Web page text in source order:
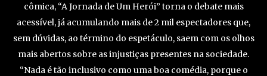
cômica, “A Jornada de Um Herói” torna o debate mais
acessível, já acumulando mais de 2 mil espectadores que,
sem dúvidas, ao término do espetáculo, saem com os olhos
mais abertos sobre as injustiças presentes na sociedade.
“Nada é tão inclusivo como uma boa comédia, porque o